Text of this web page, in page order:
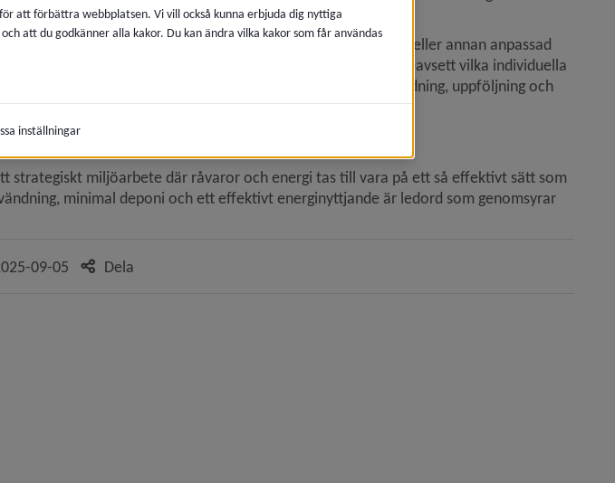
som står långt från arbetsmarknaden prioriteras.
arbetsträning, praktik, rehabilitering, yrkes­utbildning, eller annan anpassad
någon av enhetens ungefär tolv yrkesinriktade avdelningar. Oavsett vilka individuella
har, så utformas en insats i samråd där planering, samordning, uppföljning och
för att kunna nå uppsatta mål.
strategiskt miljöarbete där råvaror och energi tas till vara på ett så effektivt sätt som
minimal deponi och ett effektivt energinyttjande är ledord som genomsyrar
09-05 Dela
att förbättra webbplatsen. Vi vill också kunna erbjuda dig nyttiga
att du godkänner alla kakor. Du kan ändra vilka kakor som får användas
inställningar